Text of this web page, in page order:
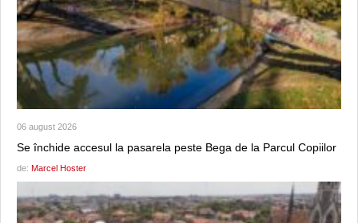
06 august 2026
Se închide accesul la pasarela peste Bega de la Parcul Copiilor
de: Marcel Hoster